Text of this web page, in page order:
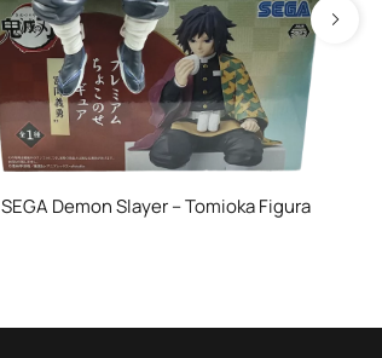
SEGA Demon Slayer – Tomioka Figura